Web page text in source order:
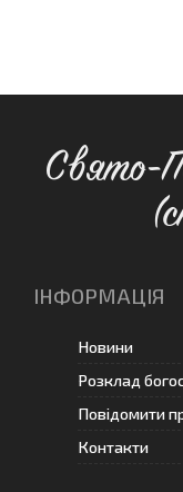
Свято-
ІНФОРМАЦІЯ
Новини
Розклад
Повідомити
Контакти